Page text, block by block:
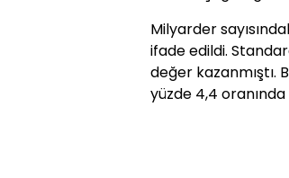
Milyarder
ifade edildi.
değer
yüzde 4,4 oranında